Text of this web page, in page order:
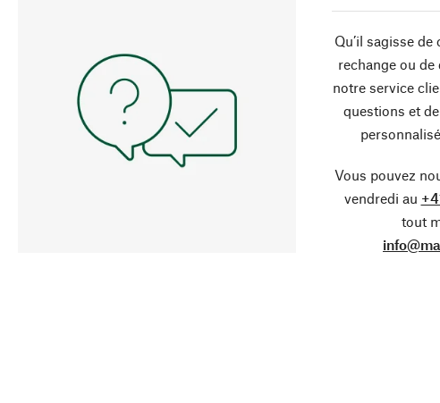
Qu’il sagisse
rechange ou de
notre service
questions et
Vous pouvez
vendredi au
tout